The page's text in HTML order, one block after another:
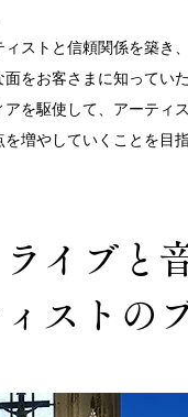
ストと信頼関係を築き
をお客さまに知ってい
を駆使して、アーティ
増やしていくことを目
ライブと
ィストの